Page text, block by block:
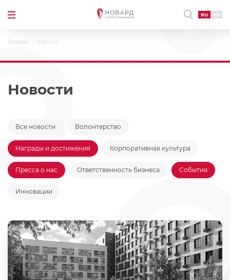
RU EN
Главная Новости
Новости
Все новости Волонтерство
Награды и достижения Корпоративная культура
Пресса о нас Ответственность бизнеса События
Инновации